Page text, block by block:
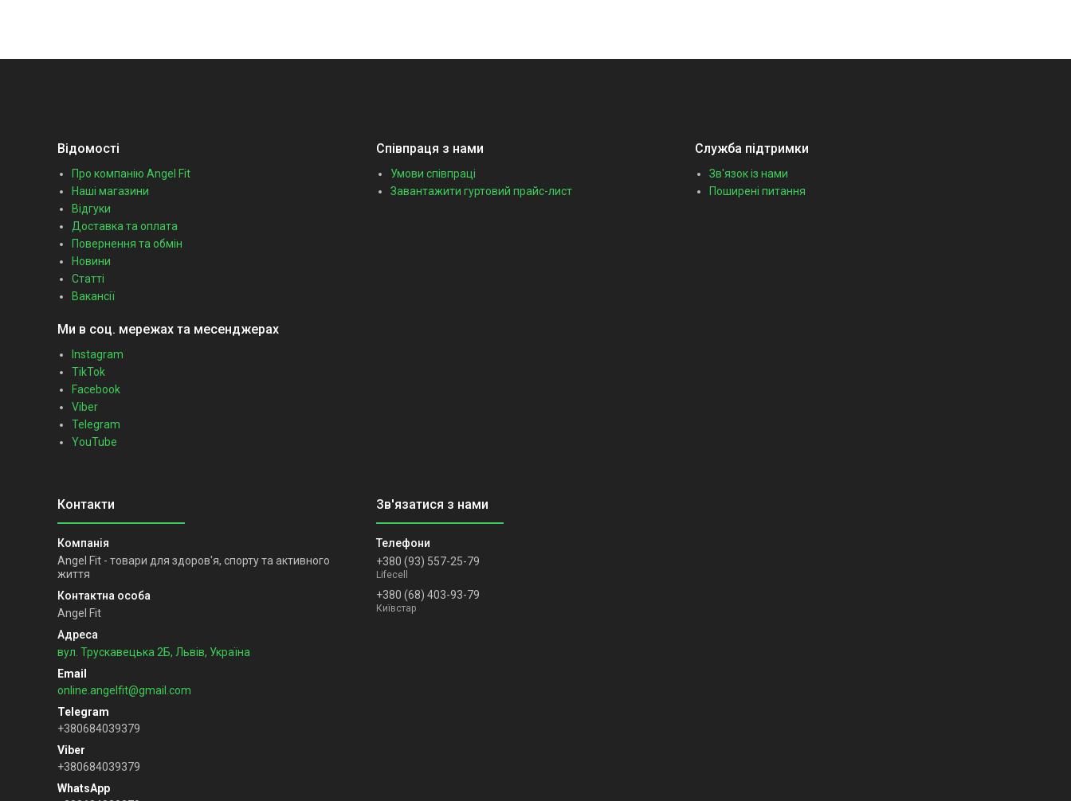
Відомості
Про компанію Angel Fit
Наші магазини
Відгуки
Доставка та оплата
Повернення та обмін
Новини
Статті
Вакансії
Співпраця з нами
Умови співпраці
Завантажити гуртовий прайс-лист
Служба підтримки
Зв'язок із нами
Поширені питання
Ми в соц. мережах та месенджерах
Instagram
TikTok
Facebook
Viber
Telegram
YouTube
Angel Fit - товари для здоров'я, спорту та активного
життя
Angel Fit
вул. Трускавецька 2Б, Львів, Україна
online.angelfit@gmail.com
+380684039379
+380684039379
+380 (93) 557-25-79
Lifecell
+380 (68) 403-93-79
Київстар